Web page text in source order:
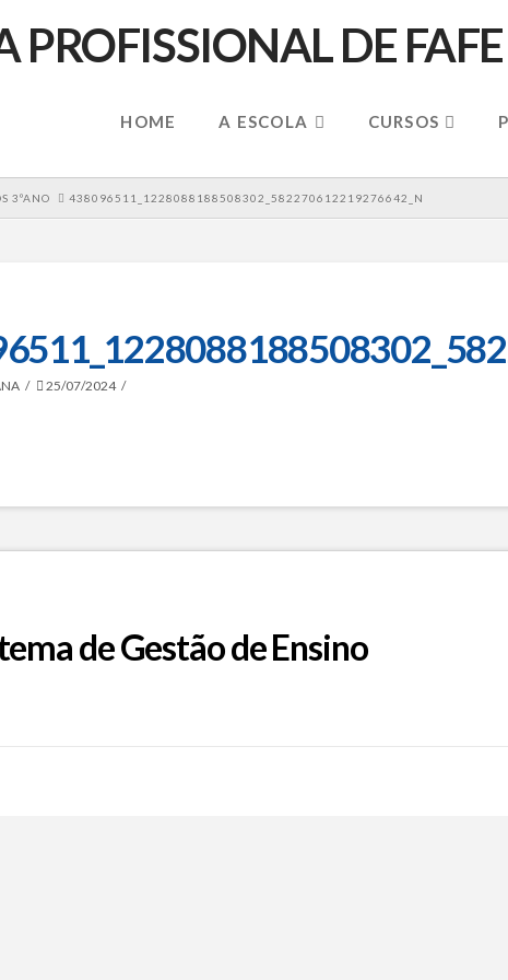
HOME A ESCOLA CURSOS
3ºANO 438096511_1228088188508302_582270612219276642_N
25/07/2024
de Gestão de Ensino